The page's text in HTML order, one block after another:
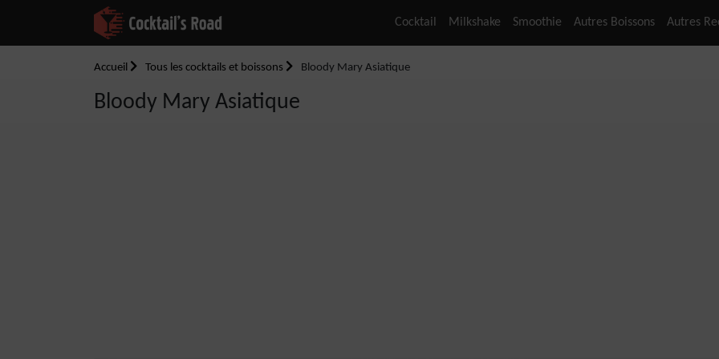
Cocktail Milkshake Smoothie Autres Boissons Autres
Accueil Tous les cocktails et boissons Bloody Mary Asiatique
Bloody Mary Asiatique